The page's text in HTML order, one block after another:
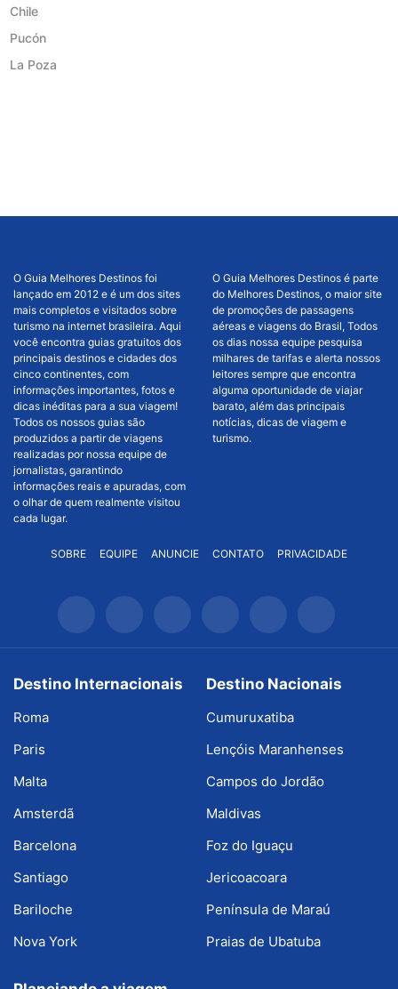
Chile
Pucón
La Poza
O Guia Melhores Destinos foi
lançado em 2012 e é um dos sites
mais completos e visitados sobre
turismo na internet brasileira. Aqui
você encontra guias gratuitos dos
principais destinos e cidades dos
cinco continentes, com
informações importantes, fotos e
dicas inéditas para a sua viagem!
Todos os nossos guias são
produzidos a partir de viagens
realizadas por nossa equipe de
jornalistas, garantindo
informações reais e apuradas, com
o olhar de quem realmente visitou
cada lugar.
O Guia Melhores Destinos é parte
do Melhores Destinos, o maior site
de promoções de passagens
aéreas e viagens do Brasil, Todos
os dias nossa equipe pesquisa
milhares de tarifas e alerta nossos
leitores sempre que encontra
alguma oportunidade de viajar
barato, além das principais
notícias, dicas de viagem e
turismo.
SOBRE EQUIPE ANUNCIE CONTATO PRIVACIDADE
Destino Internacionais
Roma
Paris
Malta
Amsterdã
Barcelona
Santiago
Bariloche
Nova York
Destino Nacionais
Cumuruxatiba
Lençóis Maranhenses
Campos do Jordão
Maldivas
Foz do Iguaçu
Jericoacoara
Península de Maraú
Praias de Ubatuba